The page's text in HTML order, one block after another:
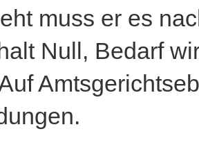
muss er es
Null, Bedarf